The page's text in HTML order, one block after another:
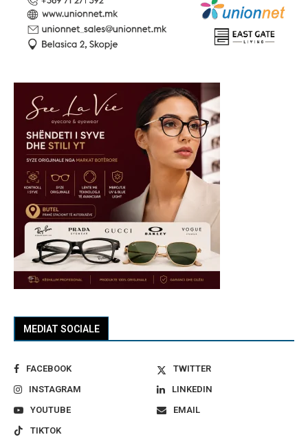
MEDIAT SOCIALE
FACEBOOK
TWITTER
INSTAGRAM
LINKEDIN
YOUTUBE
EMAIL
TIKTOK